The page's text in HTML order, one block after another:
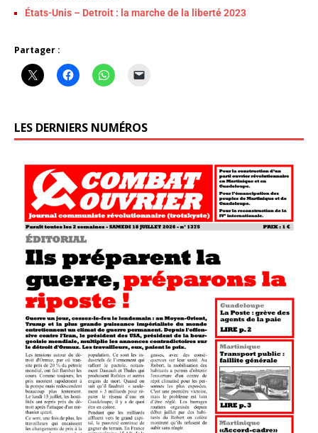
États-Unis – Detroit : la marche de la liberté 2023
Partager :
LES DERNIERS NUMÉROS